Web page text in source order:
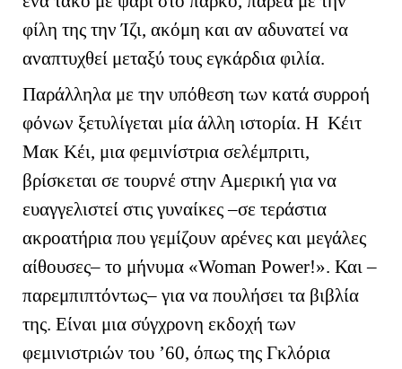
φίλη της την Ίζι, ακόμη και αν αδυνατεί να
αναπτυχθεί μεταξύ τους εγκάρδια φιλία.
Παράλληλα με την υπόθεση των κατά συρροή
φόνων ξετυλίγεται μία άλλη ιστορία. Η Κέιτ
Μακ Κέι, μια φεμινίστρια σελέμπριτι,
βρίσκεται σε τουρνέ στην Αμερική για να
ευαγγελιστεί στις γυναίκες –σε τεράστια
ακροατήρια που γεμίζουν αρένες και μεγάλες
αίθουσες– το μήνυμα «Woman Power!». Και –
παρεμπιπτόντως– για να πουλήσει τα βιβλία
της. Είναι μια σύγχρονη εκδοχή των
φεμινιστριών του ’60, όπως της Γκλόρια